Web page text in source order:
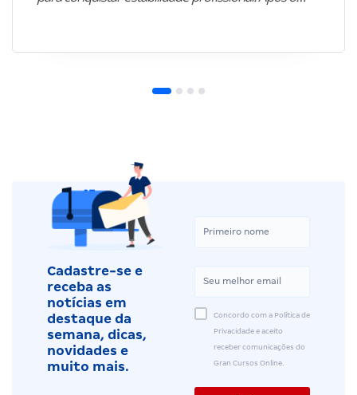
Cadastre-se e
receba as
notícias em
destaque da
semana, dicas,
novidades e
muito mais.
Concordo com a Política de
Privacidade e aceito
receber comunicações do
Gran Cursos Online.